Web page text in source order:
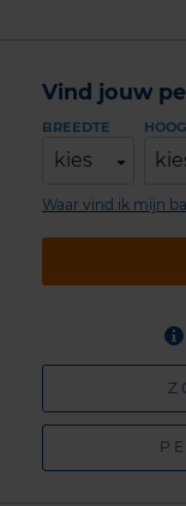
Vind jouw
BREEDTE
kies
Waar vind ik mijn